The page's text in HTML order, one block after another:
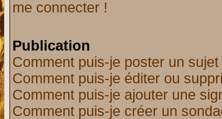
me connecter !
Publication
Comment puis-je poster un
Comment puis-je éditer ou
Comment puis-je ajouter une
Comment puis-je créer un